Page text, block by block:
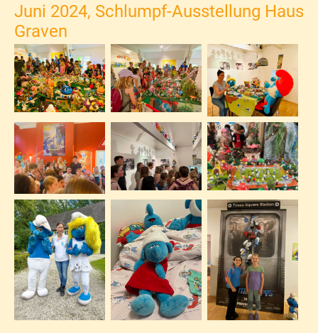
Juni 2024, Schlumpf-Ausstellung Haus
Graven